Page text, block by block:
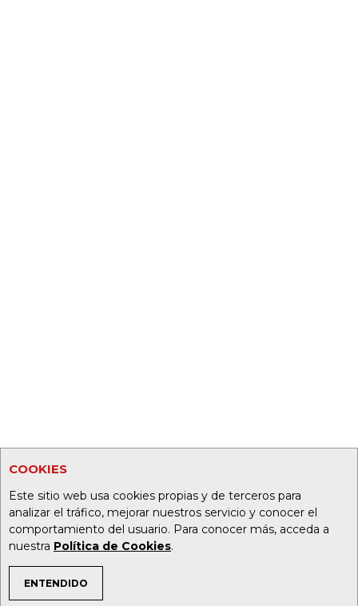
COOKIES
Este sitio web usa cookies propias y de terceros para
analizar el tráfico, mejorar nuestros servicio y conocer el
comportamiento del usuario. Para conocer más, acceda a
nuestra Política de Cookies.
ENTENDIDO
TEMAS DE INTERÉS